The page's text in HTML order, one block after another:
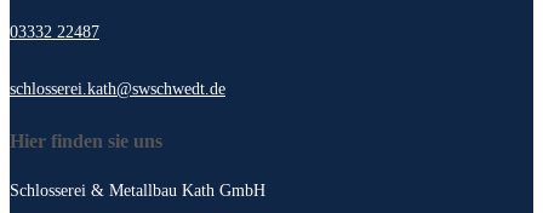
03332 22487
schlosserei.kath@swschwedt.de
Hier finden sie uns
Schlosserei & Metallbau Kath GmbH